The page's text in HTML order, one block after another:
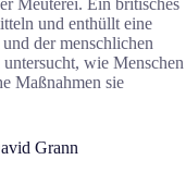
und enthüllt eine
der menschlichen
wie Menschen
Maßnahmen sie
Grann